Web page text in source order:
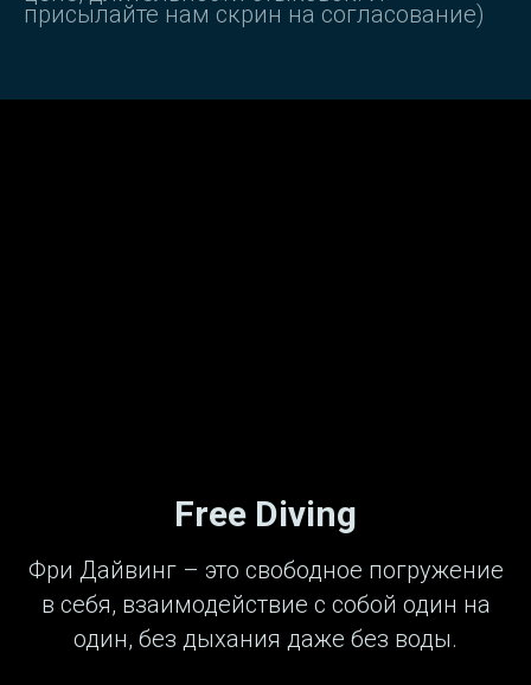
присылайте нам скрин на согласование)
Free Diving
Фри Дайвинг – это свободное погружение
в себя, взаимодействие с собой один на
один, без дыхания даже без воды.